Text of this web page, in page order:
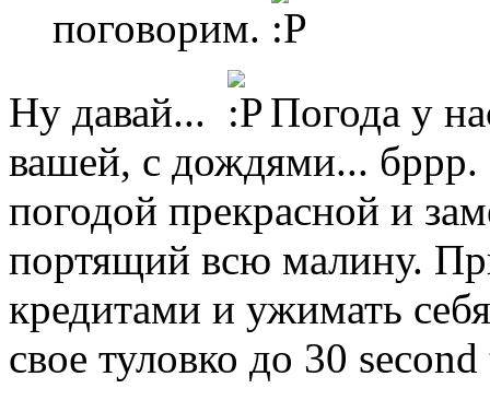
поговорим.
Ну давай...
Погода у
вашей, с дождями...
погодой прекрасной и
портящий всю малину.
кредитами и ужимать
свое туловко до 30